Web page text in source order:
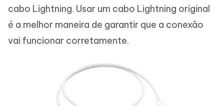
cabo Lightning. Usar um cabo Lightning original
é a melhor maneira de garantir que a conexão
vai funcionar corretamente.